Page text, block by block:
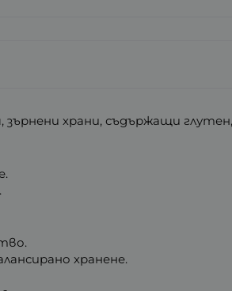
храни, съдържащи
хранене.